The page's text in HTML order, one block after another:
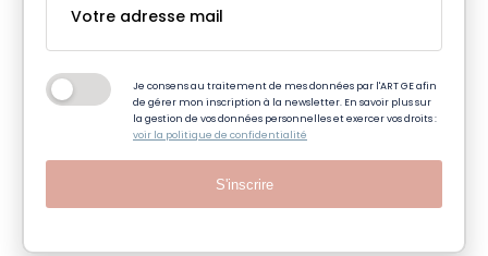
Je consens au traitement de mes données par l'ART GE afin
de gérer mon inscription à la newsletter. En savoir plus sur
la gestion de vos données personnelles et exercer vos droits :
voir la politique de confidentialité
S'inscrire